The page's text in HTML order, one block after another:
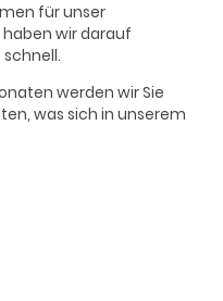
für unser
wir darauf
werden wir Sie
was sich in unserem